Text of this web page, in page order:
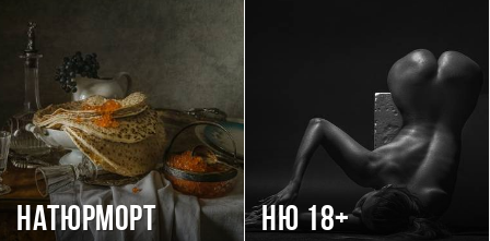
Натюрморт Ню 18+